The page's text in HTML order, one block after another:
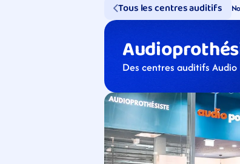
Tous les centres auditifs
Des centres auditifs